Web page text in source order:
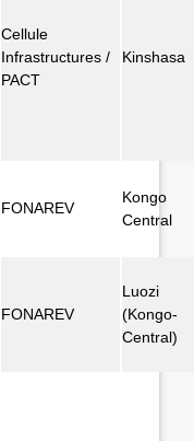
Cellule
Infrastructures /
PACT
Kinshasa
FONAREV
Kongo
Central
FONAREV
Luozi
(Kongo-
Central)